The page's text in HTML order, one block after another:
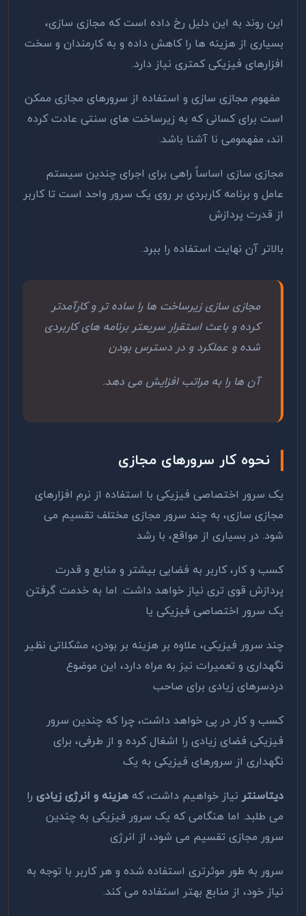
این روند به این دلیل رخ داده است که مجازی سازی،
بسیاری از هزینه ها را کاهش داده و به کارمندان و سخت
افزارهای فیزیکی کمتری نیاز دارد.
مفهوم مجازی سازی و استفاده از سرورهای مجازی ممکن
است برای کسانی که به زیرساخت ‌های سنتی عادت‌ کرده
اند، مفهمومی نا آشنا باشد.
مجازی سازی اساساً راهی برای اجرای چندین سیستم
عامل و برنامه کاربردی بر روی یک سرور واحد است تا کاربر
از قدرت پردازش
بالاتر آن نهایت استفاده را ببرد.
مجازی سازی زیرساخت ها را ساده تر و کارآمدتر
کرده و باعث استقرار سریعتر برنامه های کاربردی
شده و عملکرد و در دسترس بودن
آن ها را به مراتب افزایش می دهد.
نحوه کار سرورهای مجازی
یک سرور اختصاصی فیزیکی با استفاده از نرم ‌افزارهای
مجازی سازی، به چند سرور مجازی مختلف تقسیم می
‌شود. در بسیاری از مواقع، با رشد
کسب و کار، کاربر به فضایی بیشتر و منابع و قدرت
پردازش قوی تری نیاز خواهد داشت. اما به خدمت گرفتن
یک سرور اختصاصی فیزیکی یا
چند سرور فیزیکی، علاوه بر هزینه بر بودن، مشکلاتی نظیر
نگهداری و تعمیرات نیز به مراه دارد، این موضوع
دردسرهای زیادی برای صاحب
کسب و کار در پی خواهد داشت، چرا که چندین سرور
فیزیکی فضای زیادی را اشغال کرده و از طرفی، برای
نگهداری از سرورهای فیزیکی به یک
دیتاسنتر نیاز خواهیم داشت، که هزینه و انرژی زیادی را
می طلبد. اما هنگامی که یک سرور فیزیکی به چندین
سرور مجازی تقسیم می شود، از انرژی
سرور به طور موثرتری استفاده شده و هر کاربر با توجه به
نیاز خود، از منابع بهتر استفاده می کند.